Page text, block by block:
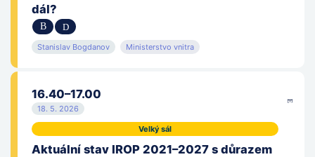
dál?
Stanislav Bogdanov Ministerstvo vnitra
16.40–17.00
18. 5. 2026
Velký sál
Aktuální stav IROP 2021–2027 s důrazem